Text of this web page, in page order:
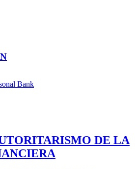
DE LA